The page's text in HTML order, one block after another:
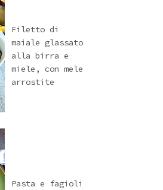
Filetto di
maiale glassato
alla birra e
miele, con mele
arrostite
Pasta e fagioli